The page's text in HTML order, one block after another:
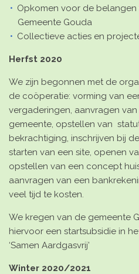
Opkomen voor de
Gemeente Gouda
Collectieve acties en
Herfst 2020
We zijn begonnen met de
de coöperatie: vorming van
vergaderingen, aanvragen
gemeente, opstellen van
bekrachtiging, inschrijven bij
starten van een site, openen
opstellen van een concept
aanvragen van een
veel tijd te kosten.
We kregen van de gemeente
hiervoor een startsubsidie in
‘Samen Aardgasvrij’
Winter 2020/2021